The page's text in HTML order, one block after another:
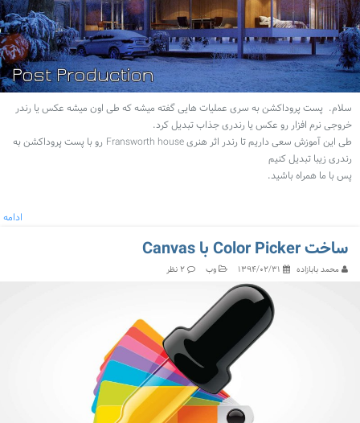
سلام. پست پروداکشن به سری عملیات هایی گفته میشه که طی اون میشه عکس یا رندر
خروجی نرم افزار رو عکس یا رندری جذاب تبدیل کرد.
طی این آموزش سعی داریم تا رندر اثر هنری Fransworth house رو با پست پروداکشن به
رندری زیبا تبدیل کنیم
پس با ما همراه باشید.
ادامه
ساخت Color Picker با Canvas
محمد بابازاده وب